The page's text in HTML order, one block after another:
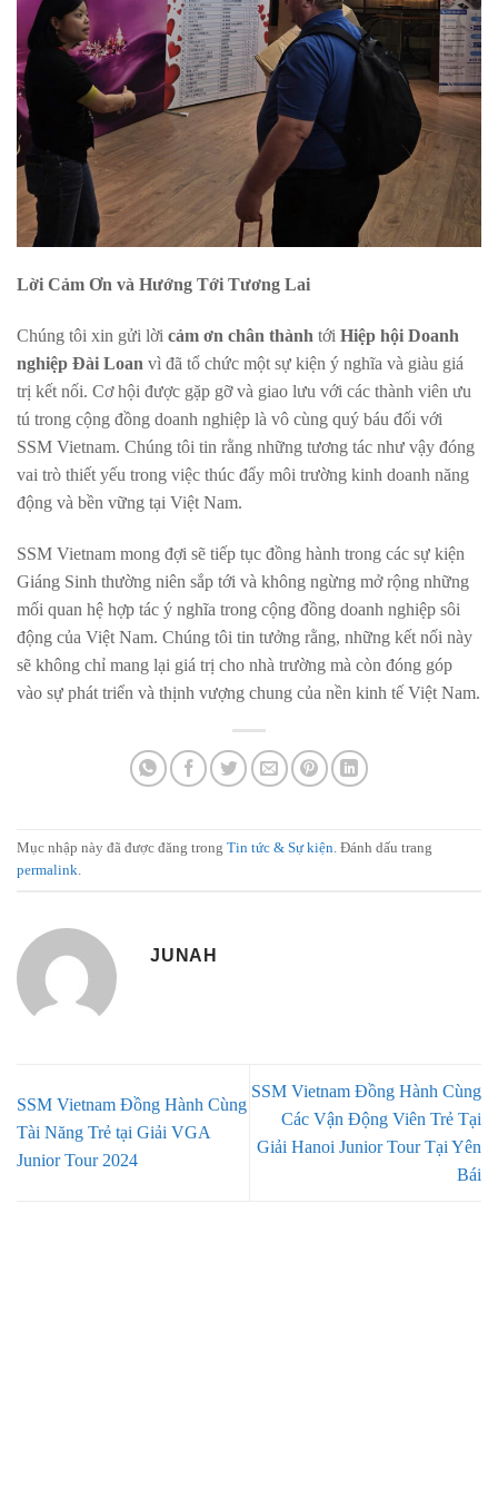
Lời Cảm Ơn và Hướng Tới Tương Lai
Chúng tôi xin gửi lời cảm ơn chân thành tới Hiệp hội Doanh
nghiệp Đài Loan vì đã tổ chức một sự kiện ý nghĩa và giàu giá
trị kết nối. Cơ hội được gặp gỡ và giao lưu với các thành viên ưu
tú trong cộng đồng doanh nghiệp là vô cùng quý báu đối với
SSM Vietnam. Chúng tôi tin rằng những tương tác như vậy đóng
vai trò thiết yếu trong việc thúc đẩy môi trường kinh doanh năng
động và bền vững tại Việt Nam.
SSM Vietnam mong đợi sẽ tiếp tục đồng hành trong các sự kiện
Giáng Sinh thường niên sắp tới và không ngừng mở rộng những
mối quan hệ hợp tác ý nghĩa trong cộng đồng doanh nghiệp sôi
động của Việt Nam. Chúng tôi tin tưởng rằng, những kết nối này
sẽ không chỉ mang lại giá trị cho nhà trường mà còn đóng góp
vào sự phát triển và thịnh vượng chung của nền kinh tế Việt Nam.
Mục nhập này đã được đăng trong Tin tức & Sự kiện. Đánh dấu trang
permalink.
JUNAH
SSM Vietnam Đồng Hành Cùng
Tài Năng Trẻ tại Giải VGA
Junior Tour 2024
SSM Vietnam Đồng Hành Cùng
Các Vận Động Viên Trẻ Tại
Giải Hanoi Junior Tour Tại Yên
Bái